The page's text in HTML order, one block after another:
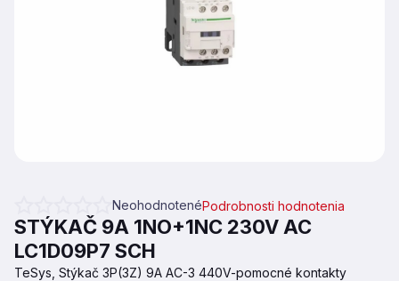
Priemerné hodnotenie produktu je 0,0 z 5 hviezdičiek.
NeohodnotenéPodrobnosti hodnotenia
STÝKAČ 9A 1NO+1NC 230V AC
LC1D09P7 SCH
TeSys, Stýkač 3P(3Z) 9A AC-3 440V-pomocné kontakty